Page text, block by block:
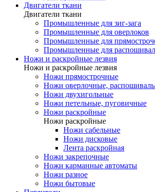
Двигатели ткани
Двигатели ткани
Промышленные для зиг-зага
Промышленные для оверлоков
Промышленные для
Промышленные для
Ножи и раскройные лезвия
Ножи и раскройные лезвия
Ножи прямострочные
Ножи оверлочные,
Ножи двухигольные
Ножи петельные, пуговичные
Ножи раскройные
Ножи раскройные
Ножи сабельные
Ножи дисковые
Лента раскройная
Ножи закрепочные
Ножи карманные автоматы
Ножи разное
Ножи бытовые